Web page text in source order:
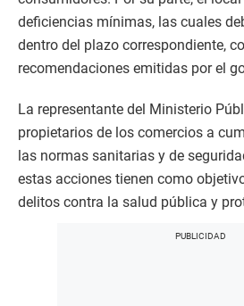
deficiencias mínimas, las cuales
dentro del plazo correspondiente,
recomendaciones emitidas por el
La representante del Ministerio
propietarios de los comercios a
las normas sanitarias y de
estas acciones tienen como
delitos contra la salud pública y